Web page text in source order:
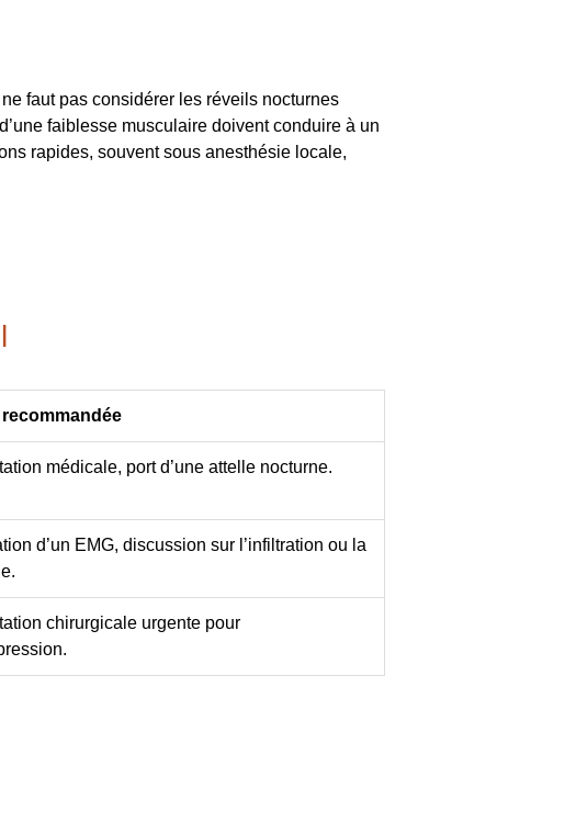
faut pas considérer les réveils nocturnes
faiblesse musculaire doivent conduire à un
rapides, souvent sous anesthésie locale,
médicale, port d’une attelle nocturne.
d’un EMG, discussion sur l’infiltration ou la
chirurgicale urgente pour